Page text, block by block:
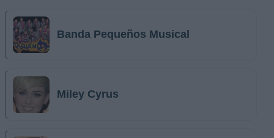
Banda Pequeños Musical
Miley Cyrus